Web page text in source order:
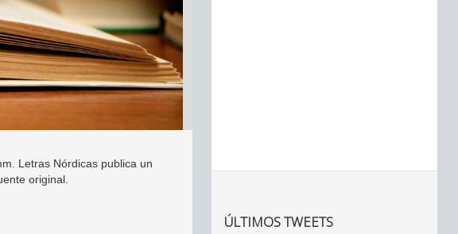
Letras Nórdicas publica un
original.
ÚLTIMOS TWEETS